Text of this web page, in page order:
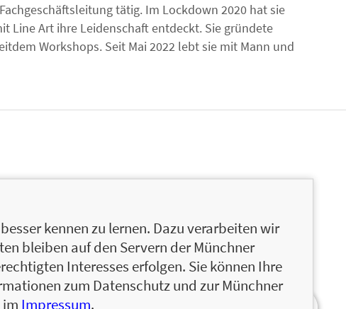
tätig. Im Lockdown 2020 hat sie
Line Art ihre Leidenschaft entdeckt. Sie gründete
Workshops. Seit Mai 2022 lebt sie mit Mann und
kennen zu lernen. Dazu verarbeiten wir
bleiben auf den Servern der Münchner
Interesses erfolgen. Sie können Ihre
zum Datenschutz und zur Münchner
Impressum.